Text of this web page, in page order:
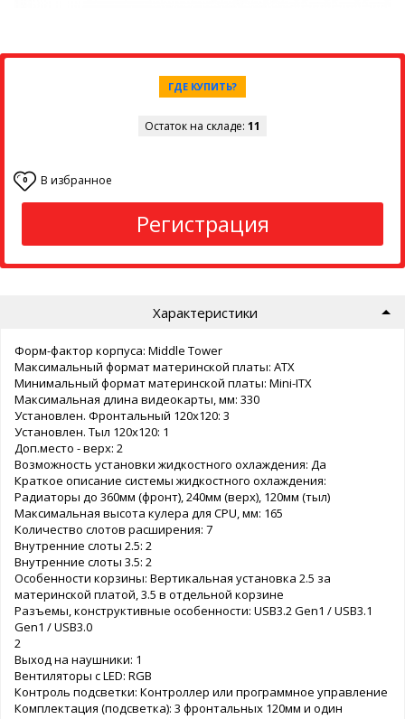
ГДЕ КУПИТЬ?
Остаток на складе: 11
0 В избранное
Регистрация
Характеристики
Форм-фактор корпуса: Middle Tower
Максимальный формат материнской платы: ATX
Минимальный формат материнской платы: Mini-ITX
Максимальная длина видеокарты, мм: 330
Установлен. Фронтальный 120x120: 3
Установлен. Тыл 120x120: 1
Доп.место - верх: 2
Возможность установки жидкостного охлаждения: Да
Краткое описание системы жидкостного охлаждения:
Радиаторы до 360мм (фронт), 240мм (верх), 120мм (тыл)
Максимальная высота кулера для CPU, мм: 165
Количество слотов расширения: 7
Внутренние слоты 2.5: 2
Внутренние слоты 3.5: 2
Особенности корзины: Вертикальная установка 2.5 за
материнской платой, 3.5 в отдельной корзине
Разъемы, конструктивные особенности: USB3.2 Gen1 / USB3.1
Gen1 / USB3.0
2
Выход на наушники: 1
Вентиляторы с LED: RGB
Контроль подсветки: Контроллер или программное управление
Комплектация (подсветка): 3 фронтальных 120мм и один